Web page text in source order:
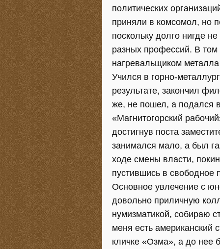
политических
приняли в комсомол, но
поскольку долго нигде
разных профессий. В
нагревальщиком
Учился в горно-
результате, закончил
же, не пошел, а подался
«Магнитогорский
достигнув поста
занимался мало, а был
ходе смены власти,
пустившись в свободное
Основное увлечение с
довольно приличную
нумизматикой, собираю
меня есть
кличке «Озма», а до нее